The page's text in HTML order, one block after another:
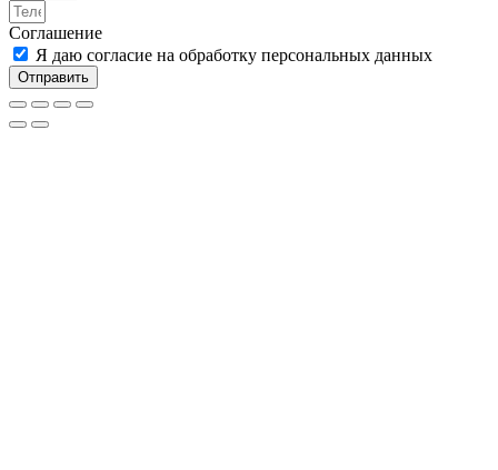
Соглашение
Я даю согласие на обработку персональных данных
Отправить